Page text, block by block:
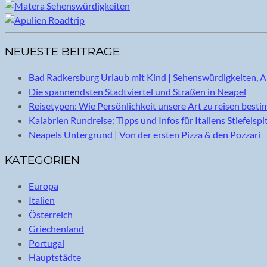
NEUESTE BEITRÄGE
Bad Radkersburg Urlaub mit Kind | Sehenswürdigkeiten,
Die spannendsten Stadtviertel und Straßen in Neapel
Reisetypen: Wie Persönlichkeit unsere Art zu reisen
Kalabrien Rundreise: Tipps und Infos für Italiens
Neapels Untergrund | Von der ersten Pizza & den Pozzari
KATEGORIEN
Europa
Italien
Österreich
Griechenland
Portugal
Hauptstädte